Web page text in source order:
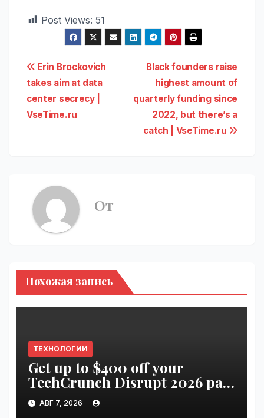
Post Views: 51
Навигация
по
записям
Black founders raise
highest amount of
quarterly funding since
2022, but there’s a
catch | VseTime.ru
Erin Brockovich
takes aim at data
center secrecy |
VseTime.ru
От
Похожая запись
ТЕХНОЛОГИИ
Get up to $400 off your
TechCrunch Disrupt 2026 pass
until tomorrow | VseTime.ru
АВГ 7, 2026